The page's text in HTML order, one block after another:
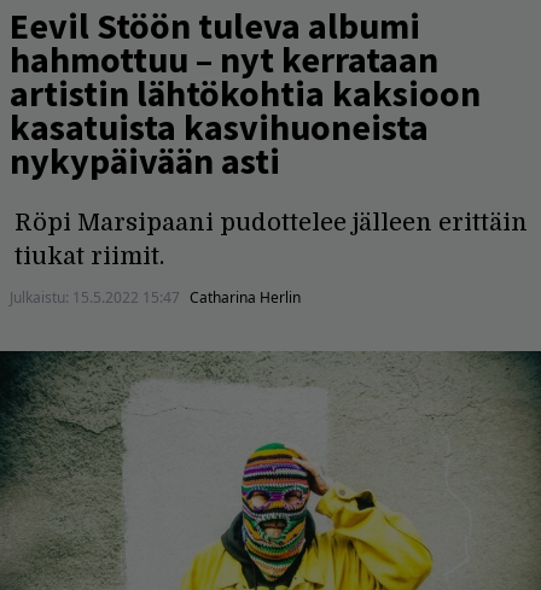
Eevil Stöön tuleva albumi
hahmottuu – nyt kerrataan
artistin lähtökohtia kaksioon
kasatuista kasvihuoneista
nykypäivään asti
Röpi Marsipaani pudottelee jälleen erittäin
tiukat riimit.
Julkaistu: 15.5.2022 15:47 Catharina Herlin